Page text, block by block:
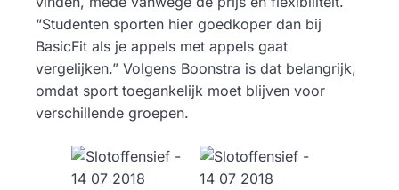
“Studenten sporten hier goedkoper dan bij
BasicFit als je appels met appels gaat
vergelijken.” Volgens Boonstra is dat belangrijk,
omdat sport toegankelijk moet blijven voor
verschillende groepen.